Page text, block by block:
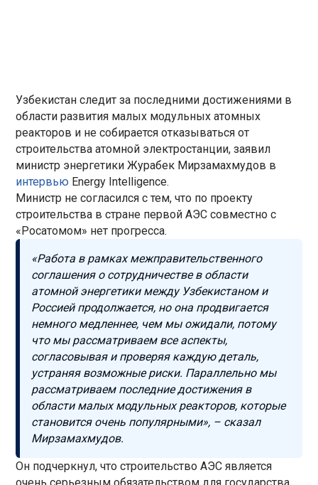
Узбекистан следит за последними достижениями в
области развития малых модульных атомных
реакторов и не собирается отказываться от
строительства атомной электростанции, заявил
министр энергетики Журабек Мирзамахмудов в
интервью Energy Intelligence.
Министр не согласился с тем, что по проекту
строительства в стране первой АЭС совместно с
«Росатомом» нет прогресса.
«Работа в рамках межправительственного
соглашения о сотрудничестве в области
атомной энергетики между Узбекистаном и
Россией продолжается, но она продвигается
немного медленнее, чем мы ожидали, потому
что мы рассматриваем все аспекты,
согласовывая и проверяя каждую деталь,
устраняя возможные риски. Параллельно мы
рассматриваем последние достижения в
области малых модульных реакторов, которые
становится очень популярными», – сказал
Мирзамахмудов.
Он подчеркнул, что строительство АЭС является